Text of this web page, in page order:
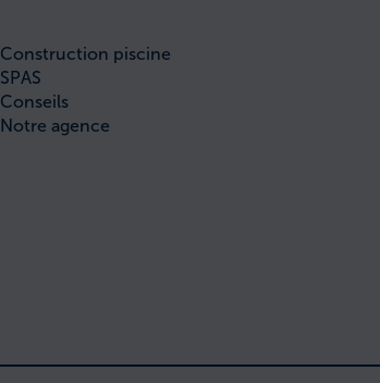
Construction piscine
SPAS
Conseils
Notre agence